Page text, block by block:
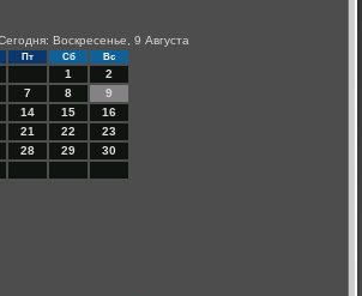
Воскресенье, 9 Августа
Пт Сб Вс
1
2
7 8
9
14 15
16
21 22
23
28 29
30